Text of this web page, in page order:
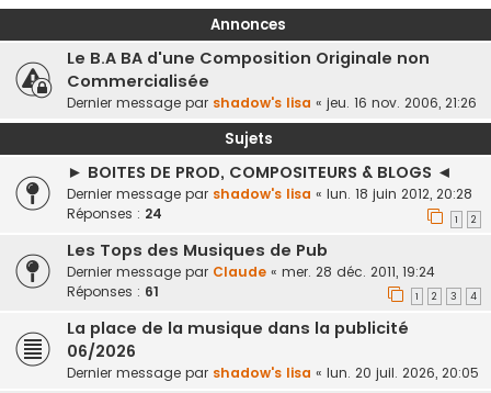
c
h
Annonces
Le B.A BA d'une Composition Originale non
Commercialisée
Dernier message par shadow's lisa « jeu. 16 nov. 2006, 21:26
Sujets
► BOITES DE PROD, COMPOSITEURS & BLOGS ◄
Dernier message par shadow's lisa « lun. 18 juin 2012, 20:28
Réponses : 24 1 2
Les Tops des Musiques de Pub
Dernier message par Claude « mer. 28 déc. 2011, 19:24
Réponses : 61 1 2 3 4
La place de la musique dans la publicité
06/2026
Dernier message par shadow's lisa « lun. 20 juil. 2026, 20:05